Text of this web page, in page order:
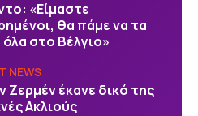
«Είμαστε
θα πάμε να τα
στο Βέλγιο»
NEWS
Ζερμέν έκανε δικό της
Ακλιούς